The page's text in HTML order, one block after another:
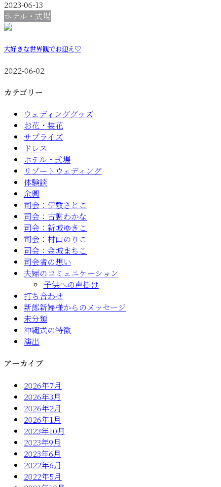
2023-06-13
ホテル・式場
大好きな世界観でお迎え♡
2022-06-02
カテゴリー
ウェディンググッズ
お花・装花
サプライズ
ドレス
ホテル・式場
リゾートウェディング
体験談
余興
司会：伊敷さとこ
司会：古謝わかな
司会：新城ゆきこ
司会：村山のりこ
司会：金城まちこ
司会者の想い
夫婦のコミュニケーション
子供への声掛け
打ち合わせ
新郎新婦様からのメッセージ
未分類
沖縄式の特徴
演出
アーカイブ
2026年7月
2026年3月
2026年2月
2026年1月
2023年10月
2023年9月
2023年6月
2022年6月
2022年5月